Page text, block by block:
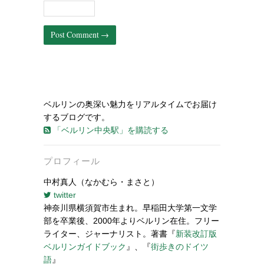
ベルリンの奥深い魅力をリアルタイムでお届け
するブログです。
「ベルリン中央駅」を購読する
プロフィール
中村真人（なかむら・まさと）
twitter
神奈川県横須賀市生まれ。早稲田大学第一文学
部を卒業後、2000年よりベルリン在住。フリー
ライター、ジャーナリスト。著書『新装改訂版
ベルリンガイドブック 』、『街歩きのドイツ
語』